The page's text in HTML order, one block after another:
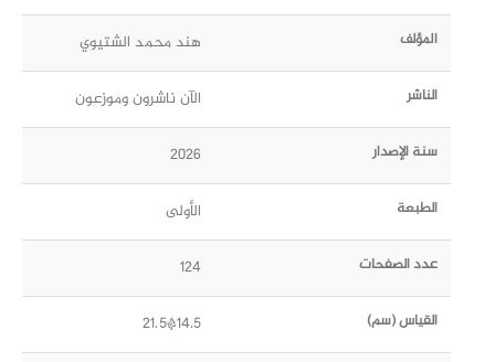
المؤلف هند محمد الشتيوي
الناشر الآن ناشرون وموزعون
سنة الإصدار 2026
الطبعة الأولى
عدد الصفحات 124
القياس (سم) 14.5*21.5